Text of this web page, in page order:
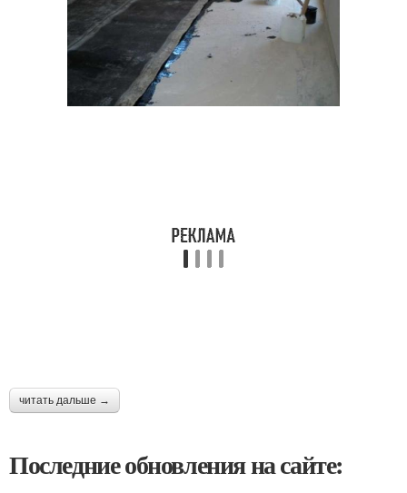
читать дальше →
Последние обновления на сайте: